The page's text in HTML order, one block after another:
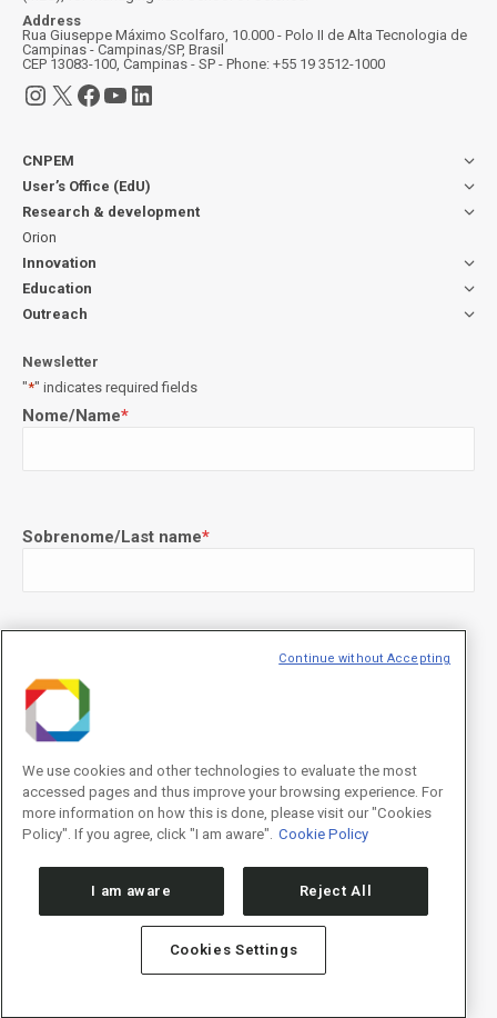
Address
Rua Giuseppe Máximo Scolfaro, 10.000 - Polo II de Alta Tecnologia de
Campinas - Campinas/SP, Brasil
CEP 13083-100, Campinas - SP - Phone: +55 19 3512-1000
Instagram
X Facebook
YouTube
LinkedIn
CNPEM
User’s Office (EdU)
Research & development
Orion
Innovation
Education
Outreach
Newsletter
"*" indicates required fields
Nome/Name*
Sobrenome/Last name*
Declaração de consentimento*
Concordo com os termos de uso descritos na Política de
Privacidade/I agree to the terms of use described in thePrivacy
Policy.
We use cookies and other technologies to evaluate the most
accessed pages and thus improve your browsing experience. For
more information on how this is done, please visit our "Cookies
Policy". If you agree, click "I am aware". Cookie Policy
I am aware Reject All
Cookies Settings
Continue without Accepting